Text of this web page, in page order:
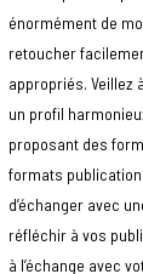
énormément de
retoucher
appropriés. Veillez
un profil
proposant des
formats
d’échanger avec
réfléchir à vos
à l’échange avec